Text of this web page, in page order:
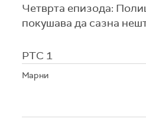
Четврта епизода:
покушава да сазна
РТС 1
Марни